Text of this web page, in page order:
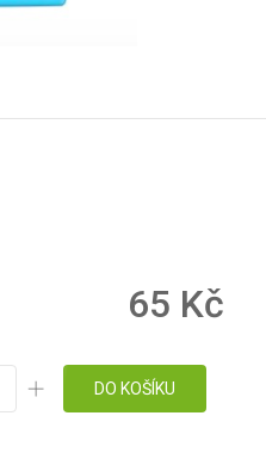
65 Kč
DO KOŠÍKU